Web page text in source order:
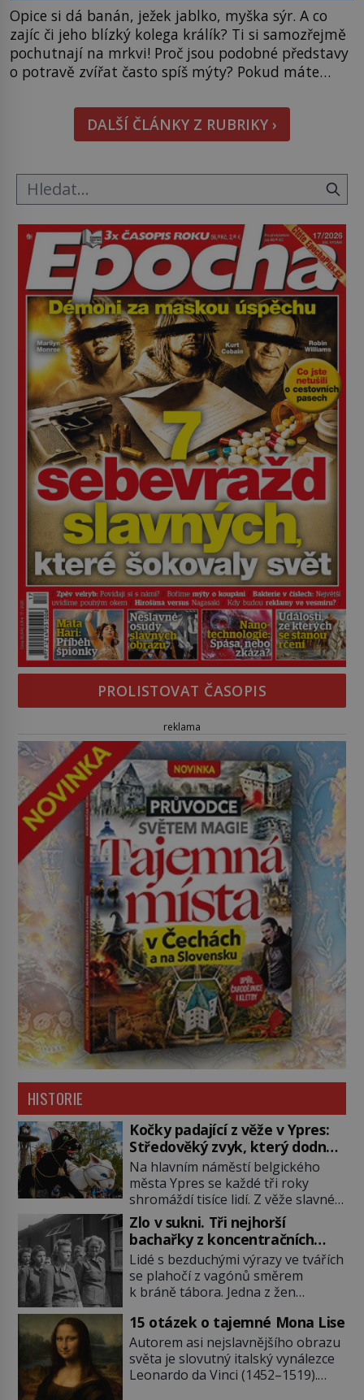
Opice si dá banán, ježek jablko, myška sýr. A co
zajíc či jeho blízký kolega králík? Ti si samozřejmě
pochutnají na mrkvi! Proč jsou podobné představy
o potravě zvířat často spíš mýty? Pokud máte
i bude chutnat, ovšem měl by ji mít jen jako
občasný pamlsek. […]DALŠÍ ČLÁNKY Z RUBRIKY ›
PROLISTOVAT ČASOPIS
reklama
HISTORIE
Kočky padající z věže v Ypres:
Středověký zvyk, který dodnes
budí rozpaky
Na hlavním náměstí belgického
města Ypres se každé tři roky
shromáždí tisíce lidí. Z věže slavné
tržnice létají do davu kočky, diváci
jásají a snaží se je chytit. Naštěstí
už nejde o živá zvířata, ale jenom o
plyšové suvenýry. Kdysi to ale bylo
jinak. Tato veselá podívaná
připomíná jeden z nejpodivnějších
a zároveň nejkrutějších zvyků […]
Zlo v sukni. Tři nejhorší
bachařky z koncentračních
táborů
Lidé s bezduchými výrazy ve tvářích
se plahočí z vagónů směrem
k bráně tábora. Jedna z žen
jejich oči se setkají. Místo soucitu
však přichází gesto, které
nebožačku posílá rovnou do
plynové komory. Jména jako Rudolf
15 otázek o tajemné Mona Lise
Autorem asi nejslavnějšího obrazu
světa je slovutný italský vynálezce
Leonardo da Vinci (1452–1519).